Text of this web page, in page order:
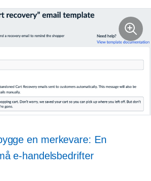
en merkevare: En
e-handelsbedrifter